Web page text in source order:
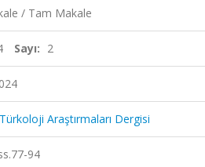
/ Tam Makale
Sayı: 2
Araştırmaları Dergisi
94